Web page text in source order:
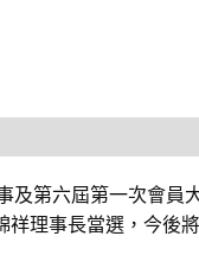
及第六屆第一次會
祥理事長當選，今後